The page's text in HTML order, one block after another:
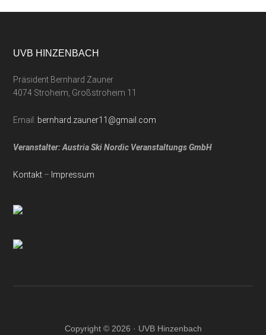
UVB HINZENBACH
Präsident Bernhard Zauner
4074 Stroheim, Großstroheim 11
Email: bernhard.zauner11@gmail.com
Veranstalter: Austria Ski Nordic Veranstaltungs GmbH
Kontakt – Impressum
Copyright © 2026 · UVB Hinzenbach